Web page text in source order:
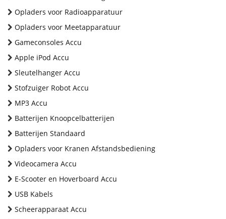
Opladers voor Radioapparatuur
Opladers voor Meetapparatuur
Gameconsoles Accu
Apple iPod Accu
Sleutelhanger Accu
Stofzuiger Robot Accu
MP3 Accu
Batterijen Knoopcelbatterijen
Batterijen Standaard
Opladers voor Kranen Afstandsbediening
Videocamera Accu
E-Scooter en Hoverboard Accu
USB Kabels
Scheerapparaat Accu